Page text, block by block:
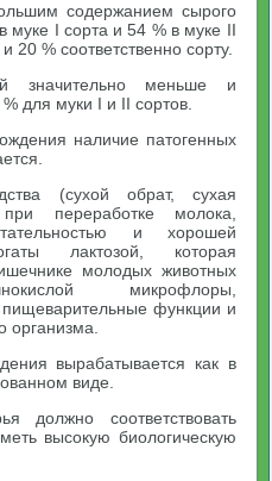
содержанием сырого
I сорта и 54 % в муке II
% соответственно сорту.
значительно меньше и
для муки I и II сортов.
наличие патогенных
(сухой обрат, сухая
переработке молока,
и хорошей
лактозой, которая
молодых животных
микрофлоры,
функции и
организма.
вырабатывается как в
виде.
должно соответствовать
высокую биологическую